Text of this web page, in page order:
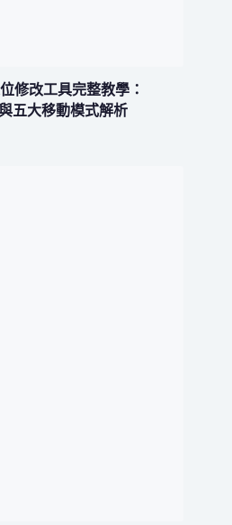
修改工具完整教學：
五大移動模式解析